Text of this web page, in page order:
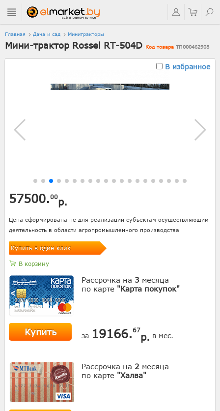
Главная Дача и сад Минитракторы
Мини-трактор Rossel RT-504D Код товара ТП000462908
В избранное
57500.00р.
Цена сформирована не для реализации субъектам осуществляющим
деятельность в области агропромышленного производства
Купить в один клик
В корзину
Рассрочка на 3 месяца
по карте "Карта покупок"
Купить за 19166.67
р. в мес.
Рассрочка на 2 месяца
по карте "Халва"